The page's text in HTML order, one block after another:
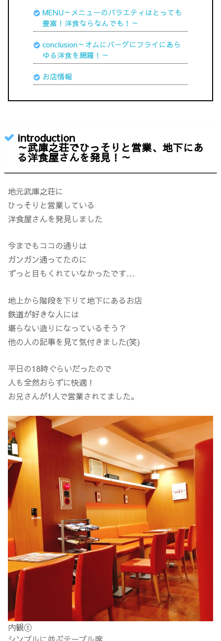
MENU～メニューのバラエティはとっても
豊富！洋食ならなんでも！～
conclusion～オムにバーグにフライにあら
ゆる洋食を網羅！～
お店情報
introduction
～武庫之荘でひっそりと営業、地下にあ
る洋食屋さんを発見！～
地元武庫之荘に
ひっそりと営業している
洋食屋さんを発見しました
今までもココの通りは
ガンガン通ってたのに
ずっと目もくれていなかったです…
地上から階段を下りて地下にあるお店
鉄道が好きな人には
堪らない造りになっているそう？
他の人の記事を見て気付きました(笑)
平日の18時ぐらいだったので
人も全然おらずに快適！
お兄さんが1人で営業されてました。
内観①
シンプルに並ぶテーブル席